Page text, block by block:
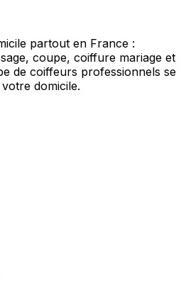
partout en France :
coupe, coiffure mariage et
de coiffeurs professionnels se
domicile.